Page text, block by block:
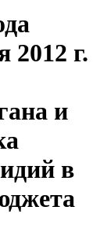
2012 г.
и
в